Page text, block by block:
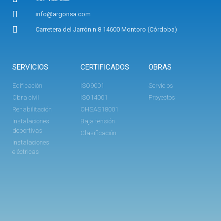
info@argonsa.com
Carretera del Jarrón n 8 14600 Montoro (Córdoba)
SERVICIOS
Edificación
Obra civil
Rehabilitación
Instalaciones
deportivas
Instalaciones
eléctricas
CERTIFICADOS
ISO9001
ISO14001
OHSAS18001
Baja tensión
Clasificación
OBRAS
Servicios
Proyectos